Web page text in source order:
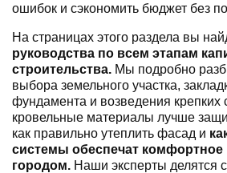
ошибок и сэкономить бюджет без
На страницах этого раздела вы
руководства по всем этапам
строительства. Мы подробно
выбора земельного участка,
фундамента и возведения крепких
кровельные материалы лучше
как правильно утеплить фасад и
системы обеспечат комфортное
городом. Наши эксперты делятся